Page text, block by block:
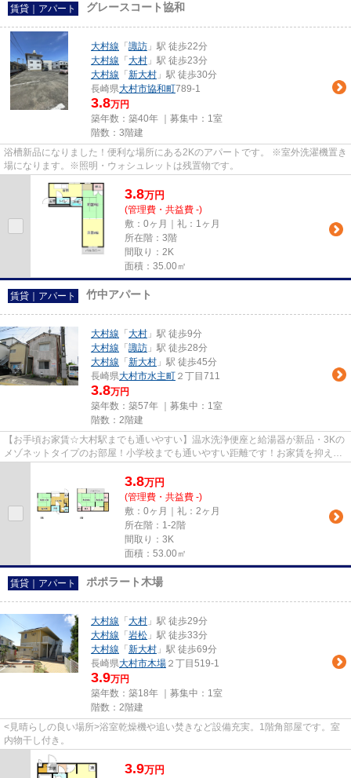
賃貸｜アパート グレースコート協和
大村線 「 諏訪 」駅 徒歩22分
大村線 「 大村 」駅 徒歩23分
大村線 「 新大村 」駅 徒歩30分
長崎県大村市協和町789-1
3.8万円
築年数：築40年 ｜募集中： 1室
階数：3階建
浴槽新品になりました！便利な場所にある2Kのアパートです。 ※室外洗濯機置き
場になります。※照明・ウォシュレットは残置物です。
3.8万円
(管理費・共益費 -)
敷：0ヶ月｜礼：1ヶ月
所在階：3階
間取り：2K
面積：35.00㎡
賃貸｜アパート 竹中アパート
大村線 「 大村 」駅 徒歩9分
大村線 「 諏訪 」駅 徒歩28分
大村線 「 新大村 」駅 徒歩45分
長崎県大村市水主町 ２丁目711
3.8万円
築年数：築57年 ｜募集中： 1室
階数：2階建
【お手頃お家賃☆大村駅までも通いやすい】温水洗浄便座と給湯器が新品・3Kの
メゾネットタイプのお部屋！小学校までも通いやすい距離です！お家賃を抑えた
3.8万円
(管理費・共益費 -)
敷：0ヶ月｜礼：2ヶ月
所在階：1-2階
間取り：3K
面積：53.00㎡
賃貸｜アパート ポポラート木場
大村線 「 大村 」駅 徒歩29分
大村線 「 岩松 」駅 徒歩33分
大村線 「 新大村 」駅 徒歩69分
長崎県大村市木場 ２丁目519-1
3.9万円
築年数：築18年 ｜募集中： 1室
階数：2階建
<見晴らしの良い場所>浴室乾燥機や追い焚きなど設備充実。1階角部屋です。室
内物干し付き。
3.9万円